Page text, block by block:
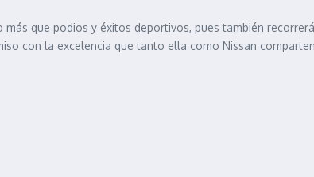
que podios y éxitos deportivos, pues también
con la excelencia que tanto ella como Nissan